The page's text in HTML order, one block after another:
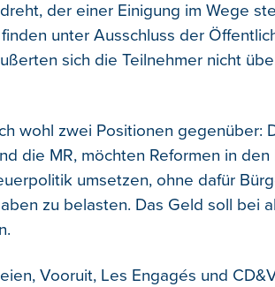
der einer Einigung im Wege
unter Ausschluss der
sich die Teilnehmer nicht
wohl zwei Positionen gegenüber:
die MR, möchten Reformen in den
umsetzen, ohne dafür
zu belasten. Das Geld soll bei
Vooruit, Les Engagés und